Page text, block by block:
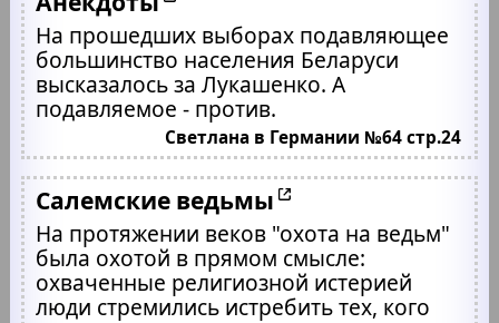
На прошедших выборах подавляющее
большинство населения Беларуси
высказалось за Лукашенко. А
подавляемое - против.
Светлана в Германии №64 стр.24
Салемские ведьмы
На протяжении веков "охота на ведьм"
была охотой в прямом смысле:
охваченные религиозной истерией
люди стремились истребить тех, кого